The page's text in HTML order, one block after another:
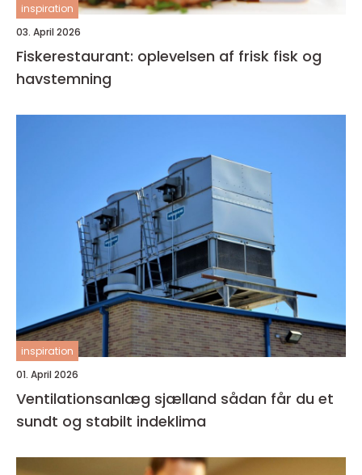
inspiration
03. April 2026
Fiskerestaurant: oplevelsen af frisk fisk og
havstemning
inspiration
01. April 2026
Ventilationsanlæg sjælland sådan får du et
sundt og stabilt indeklima